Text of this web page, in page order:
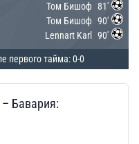
Том Бишоф 81'
Том Бишоф 90'
Lennart Karl
90'
первого тайма: 0-0
Бавария: